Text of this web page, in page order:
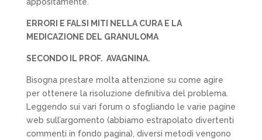
ERRORI E FALSI MITI NELLA CURA E LA
MEDICAZIONE DEL GRANULOMA
SECONDO IL PROF. AVAGNINA.
Bisogna prestare molta attenzione su come agire
per ottenere la risoluzione definitiva del problema.
Leggendo sui vari forum o sfogliando le varie pagine
web sull’argomento (abbiamo estrapolato divertenti
commenti in fondo pagina), diversi metodi vengono